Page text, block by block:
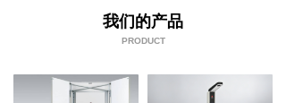
我们的产品
PRODUCT